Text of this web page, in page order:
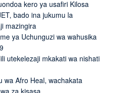
kero ya usafiri Kilosa
bado ina jukumu la
mazingira
ya Uchunguzi wa wahusika
utekelezaji mkakati wa nishati
wa Afro Heal, wachakata